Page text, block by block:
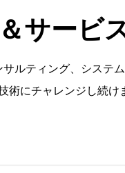
サービ
ルティング、システ
術にチャレンジし続け